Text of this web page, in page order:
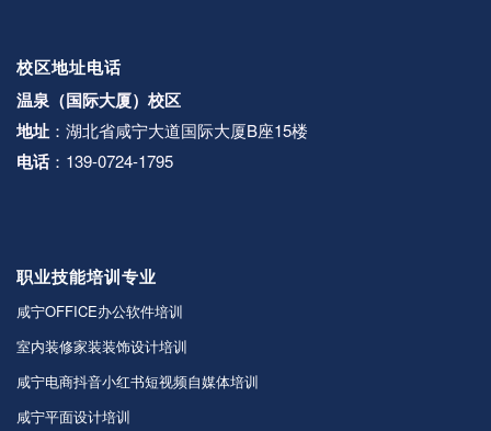
校区地址电话
温泉（国际大厦）校区
地址 ：湖北省咸宁大道国际大厦B座15楼
电话：139-0724-1795
职业技能培训专业
咸宁OFFICE办公软件培训
室内装修家装装饰设计培训
咸宁电商抖音小红书短视频自媒体培训
咸宁平面设计培训